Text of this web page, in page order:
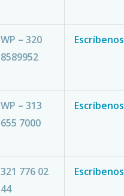
WP – 320
8589952
Escríbenos
WP – 313
655 7000
Escríbenos
321 776 02
44
Escríbenos